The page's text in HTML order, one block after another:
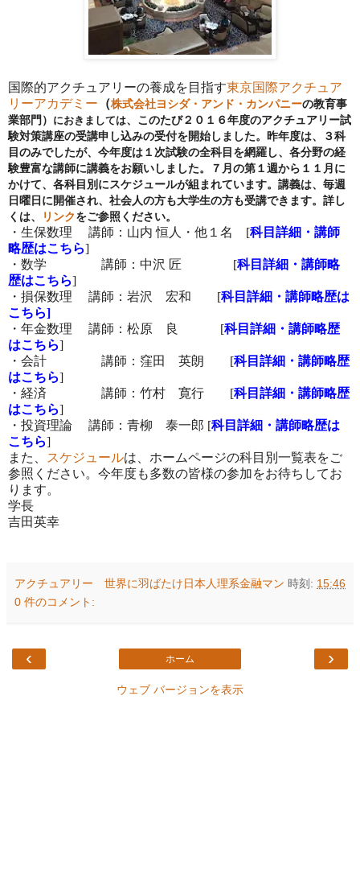
国際的アクチュアリーの養成を目指す東京国際アクチュア
リーアカデミー （株式会社ヨシダ・アンド・カンパニーの教育事
業部門） におきましては、このたび２０１６年度のアクチュアリー試
験対策講座の受講申し込みの受付を開始しました。昨年度は、３科
目のみでしたが、今年度は１次試験の全科目を網羅し、各分野の経
験豊富な講師に講義をお願いしました。７月の第１週から１１月に
かけて、各科目別にスケジュールが組まれています。講義は、毎週
日曜日に開催され、社会人の方も大学生の方も受講できます。詳し
くは、
リンク をご参照ください。
・生保数理 講師：山内 恒人・他１名 [科目詳細・講師
略歴はこちら]
・数学 講師：中沢 匠 [科目詳細・講師略
歴はこちら]
・損保数理 講師：岩沢 宏和 [科目詳細・講師略歴は
こちら]
・年金数理 講師：松原 良 [科目詳細・講師略歴
はこちら]
・会計 講師：窪田 英朗 [科目詳細・講師略歴
はこちら]
・経済 講師：竹村 寛行 [科目詳細・講師略歴
はこちら]
・投資理論 講師：青柳 泰一郎 [科目詳細・講師略歴は
こちら]
また、
スケジュールは、ホームページの科目別一覧表をご
参照ください。今年度も多数の皆様の参加をお待ちしてお
ります。
学長
吉田英幸
アクチュアリー 世界に羽ばたけ日本人理系金融マン 時刻: 15:46
0 件のコメント:
‹ ›
ホーム
ウェブ バージョンを表示